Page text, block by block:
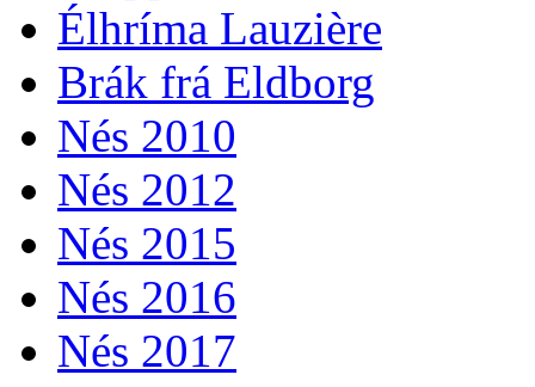
Élhríma Lauzière
Brák frá Eldborg
Nés 2010
Nés 2012
Nés 2015
Nés 2016
Nés 2017